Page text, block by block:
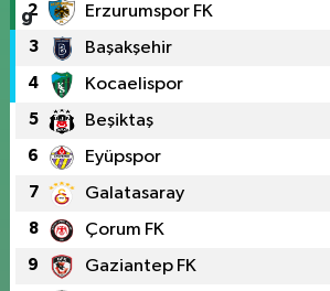
2 Erzurumspor FK
3 Başakşehir
4 Kocaelispor
5 Beşiktaş
6 Eyüpspor
7 Galatasaray
8 Çorum FK
9 Gaziantep FK